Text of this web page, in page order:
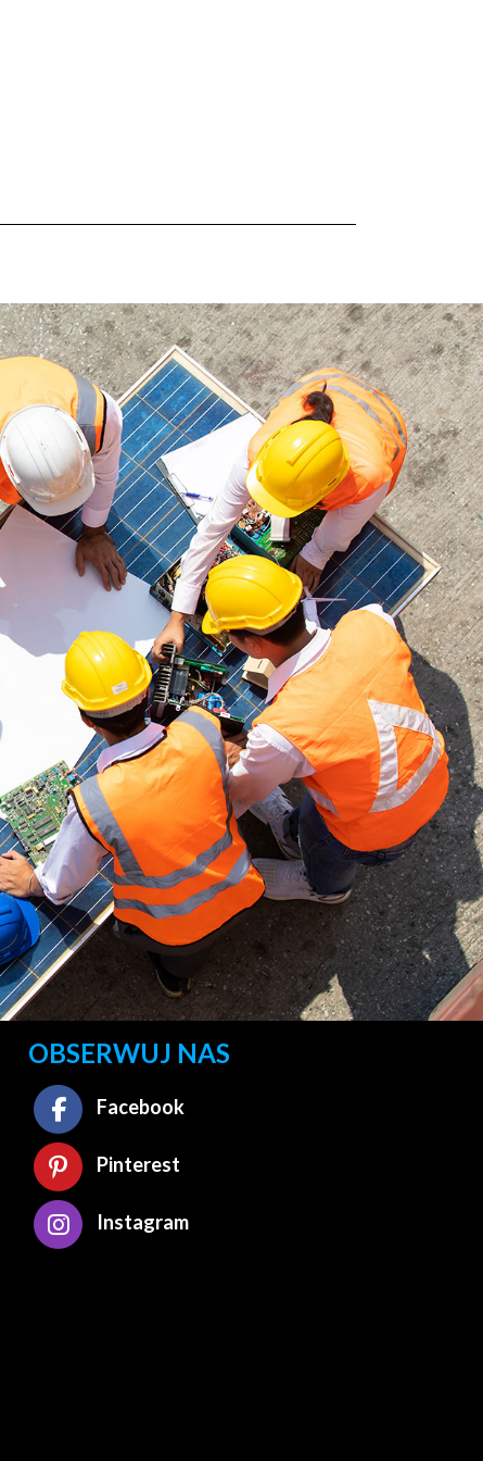
OBSERWUJ NAS
Facebook
Pinterest
Instagram